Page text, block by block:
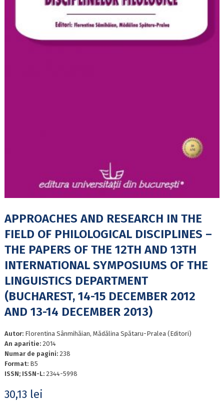
APPROACHES AND RESEARCH IN THE
FIELD OF PHILOLOGICAL DISCIPLINES –
THE PAPERS OF THE 12TH AND 13TH
INTERNATIONAL SYMPOSIUMS OF THE
LINGUISTICS DEPARTMENT
(BUCHAREST, 14-15 DECEMBER 2012
AND 13-14 DECEMBER 2013)
Autor: Florentina Sânmihăian, Mădălina Spătaru-Pralea (Editori)
An aparitie: 2014
Numar de pagini: 238
Format: B5
ISSN; ISSN-L: 2344-5998
30,13 lei